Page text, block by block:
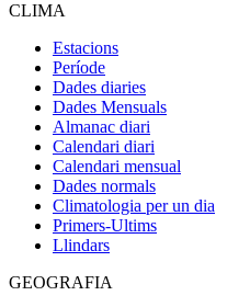
CLIMA
Estacions
Període
Dades diaries
Dades Mensuals
Almanac diari
Calendari diari
Calendari mensual
Dades normals
Climatologia per un dia
Primers-Ultims
Llindars
GEOGRAFIA